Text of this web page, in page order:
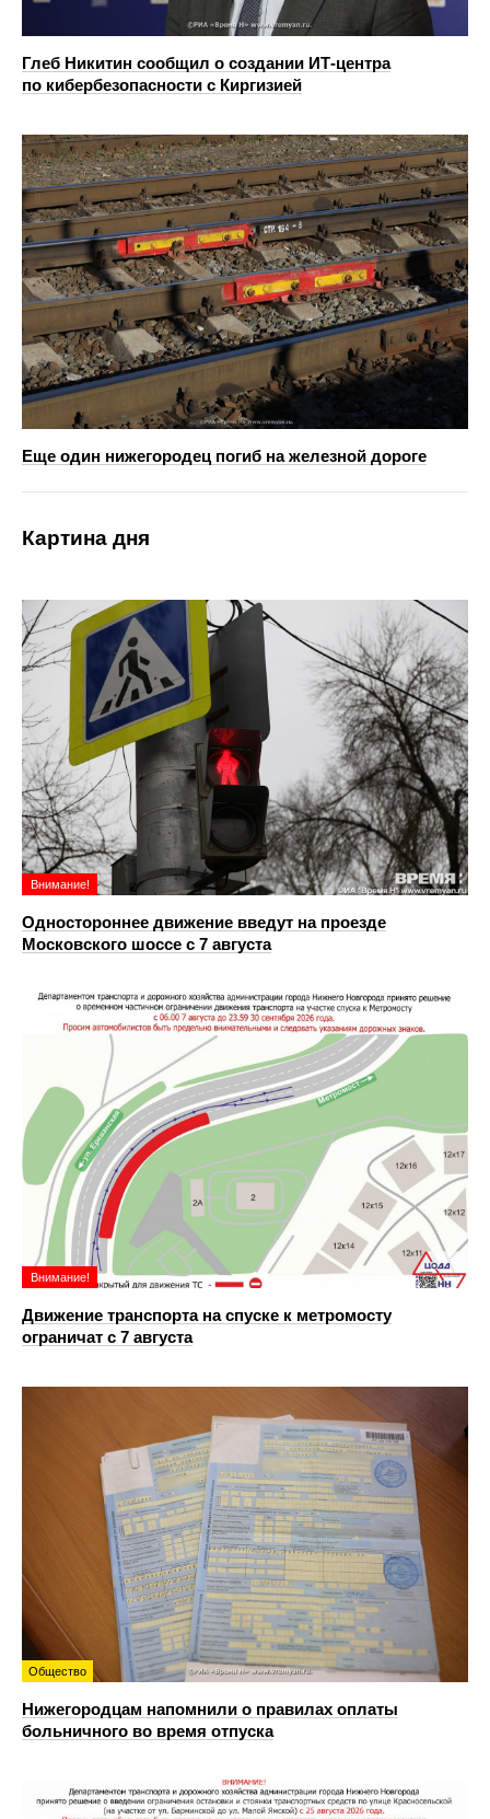
Глеб Никитин сообщил о создании ИТ-центра
по кибербезопасности с Киргизией
Еще один нижегородец погиб на железной дороге
Картина дня
Внимание!
Одностороннее движение введут на проезде
Московского шоссе с 7 августа
Внимание!
Движение транспорта на спуске к метромосту
ограничат с 7 августа
Общество
Нижегородцам напомнили о правилах оплаты
больничного во время отпуска